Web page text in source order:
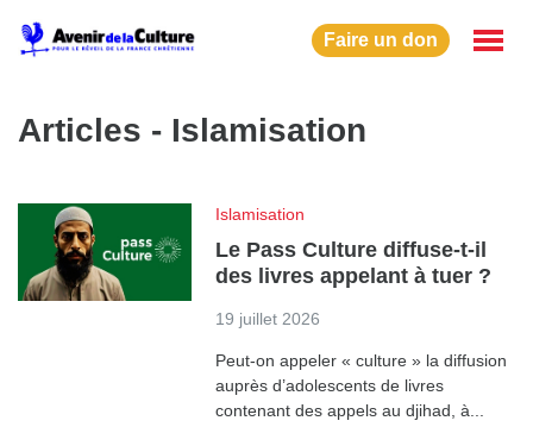
Faire un don
Articles - Islamisation
Islamisation
Le Pass Culture diffuse-t-il
des livres appelant à tuer ?
19 juillet 2026
Peut-on appeler « culture » la diffusion
auprès d’adolescents de livres
contenant des appels au djihad, à...